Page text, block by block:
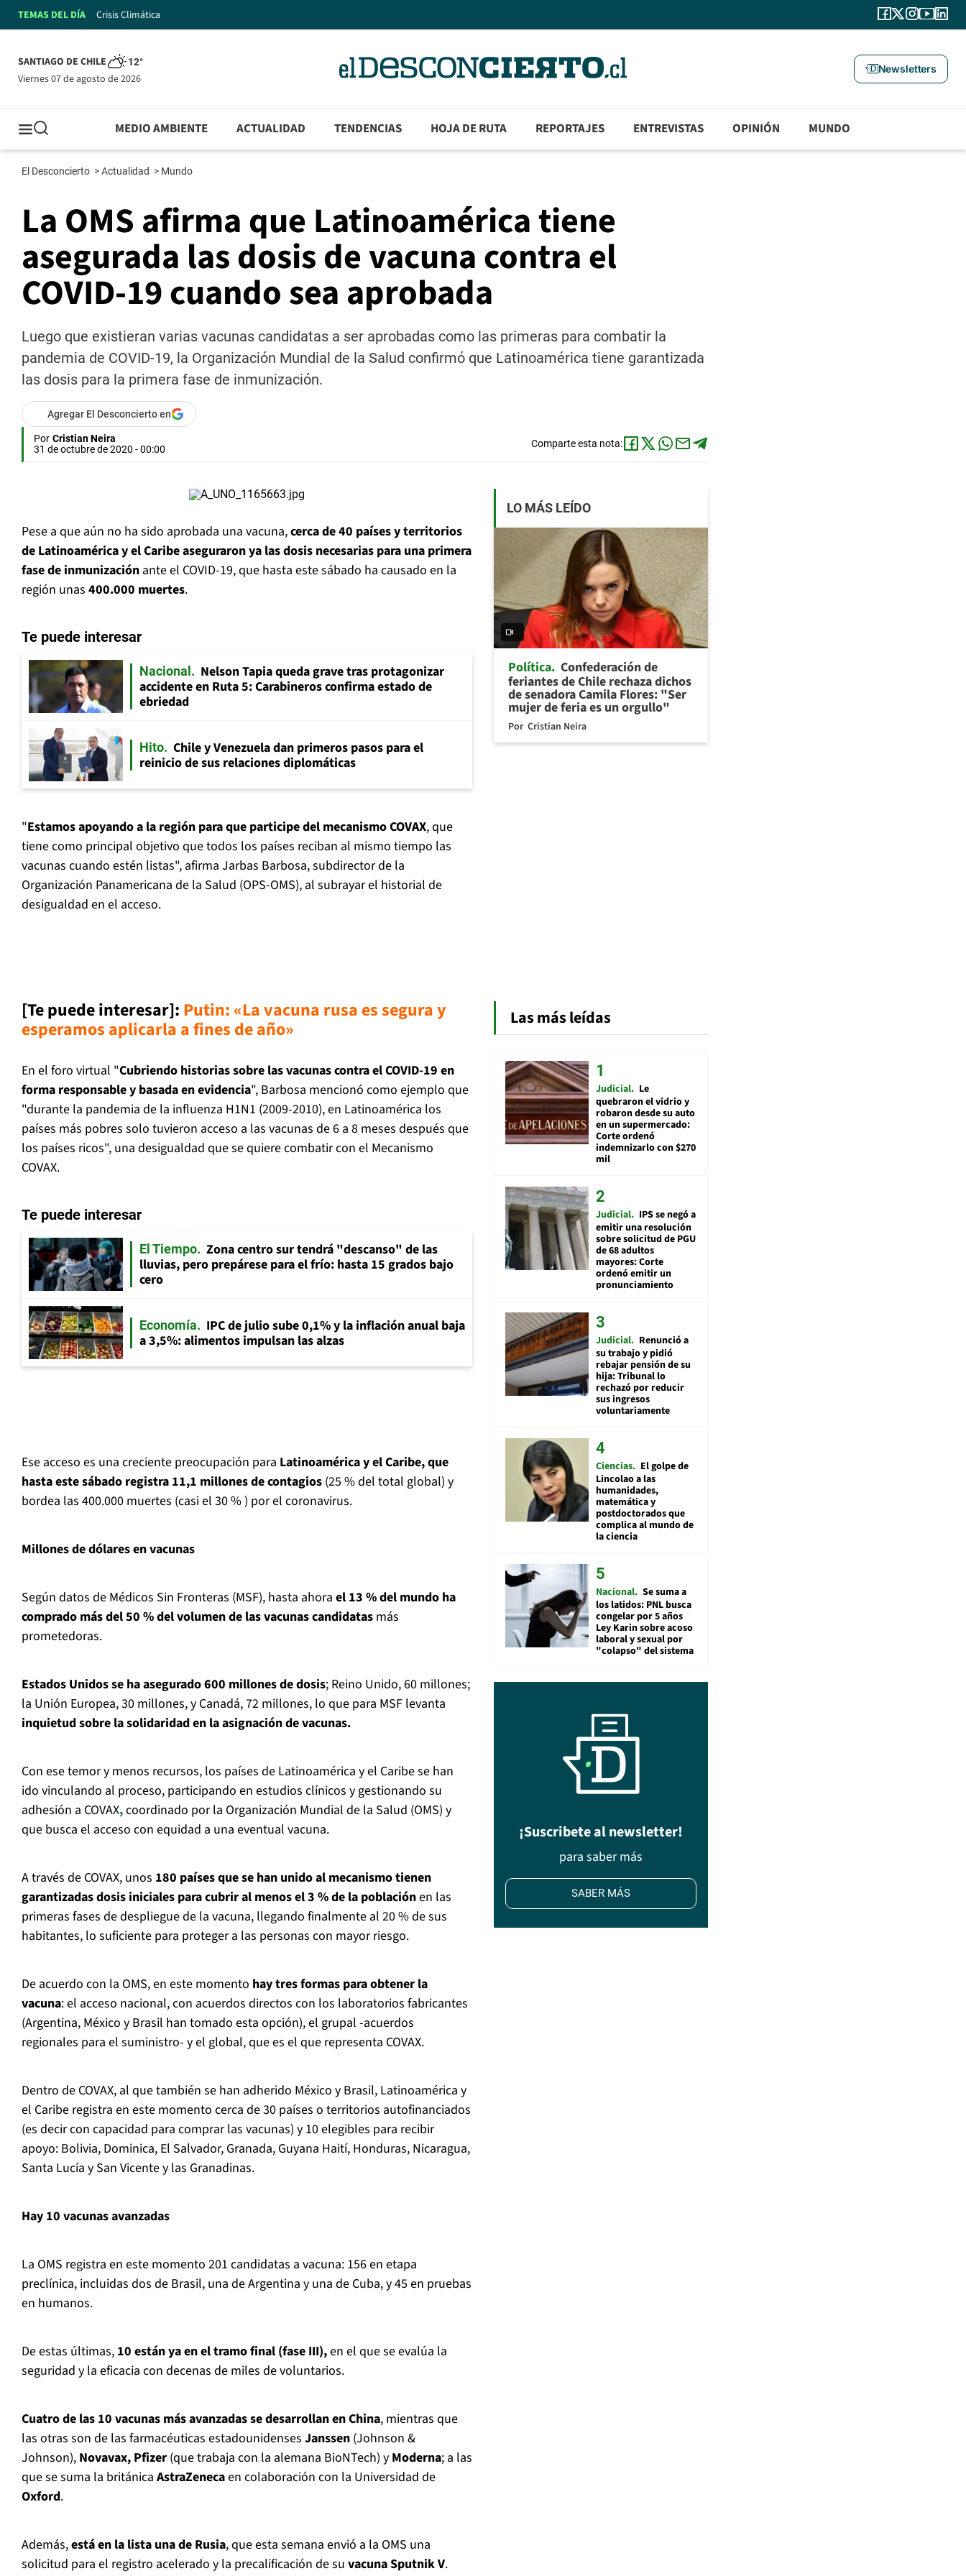
TEMAS DEL DÍA Crisis Climática
SANTIAGO DE CHILE 12°
viernes 07 de agosto de 2026
Newsletters
MEDIO AMBIENTE ACTUALIDAD TENDENCIAS HOJA DE RUTA REPORTAJES ENTREVISTAS OPINIÓN MUNDO
El Desconcierto >Actualidad > Mundo
La OMS afirma que Latinoamérica tiene
asegurada las dosis de vacuna contra el
COVID-19 cuando sea aprobada
Luego que existieran varias vacunas candidatas a ser aprobadas como las primeras para combatir la
pandemia de COVID-19, la Organización Mundial de la Salud confirmó que Latinoamérica tiene garantizada
las dosis para la primera fase de inmunización.
Agregar El Desconcierto en
Por Cristian Neira
31 de octubre de 2020 - 00:00
Comparte esta nota:
Pese a que aún no ha sido aprobada una vacuna,cerca de 40 países y territorios
de Latinoamérica y el Caribe aseguraron ya las dosis necesarias para una primera
fase de inmunización ante el COVID-19, que hasta este sábado ha causado en la
región unas 400.000 muertes.
Te puede interesar
Nacional
Nelson Tapia queda grave tras protagonizar
accidente en Ruta 5: Carabineros confirma estado de
ebriedad
Hito
Chile y Venezuela dan primeros pasos para el
reinicio de sus relaciones diplomáticas
"Estamos apoyando a la región para que participe del mecanismo COVAX, que
tiene como principal objetivo que todos los países reciban al mismo tiempo las
vacunas cuando estén listas", afirma Jarbas Barbosa, subdirector de la
Organización Panamericana de la Salud (OPS-OMS), al subrayar el historial de
desigualdad en el acceso.
[Te puede interesar]: Putin: «La vacuna rusa es segura y
esperamos aplicarla a fines de año»
En el foro virtual "Cubriendo historias sobre las vacunas contra el COVID-19 en
forma responsable y basada en evidencia", Barbosa mencionó como ejemplo que
"durante la pandemia de la influenza H1N1 (2009-2010), en Latinoamérica los
países más pobres solo tuvieron acceso a las vacunas de 6 a 8 meses después que
los países ricos", una desigualdad que se quiere combatir con el Mecanismo
COVAX.
Te puede interesar
El Tiempo
Zona centro sur tendrá "descanso" de las
lluvias, pero prepárese para el frío: hasta 15 grados bajo
cero
Economía
IPC de julio sube 0,1% y la inflación anual baja
a 3,5%: alimentos impulsan las alzas
Ese acceso es una creciente preocupación para Latinoamérica y el Caribe, que
hasta este sábado registra 11,1 millones de contagios (25 % del total global) y
bordea las 400.000 muertes (casi el 30 % ) por el coronavirus.
Millones de dólares en vacunas
Según datos de Médicos Sin Fronteras (MSF), hasta ahora el 13 % del mundo ha
comprado más del 50 % del volumen de las vacunas candidatas más
prometedoras.
Estados Unidos se ha asegurado 600 millones de dosis; Reino Unido, 60 millones;
la Unión Europea, 30 millones, y Canadá, 72 millones, lo que para MSF levanta
inquietud sobre la solidaridad en la asignación de vacunas.
Con ese temor y menos recursos, los países de Latinoamérica y el Caribe se han
ido vinculando al proceso, participando en estudios clínicos y gestionando su
adhesión a COVAX,coordinado por la Organización Mundial de la Salud (OMS) y
que busca el acceso con equidad a una eventual vacuna.
A través de COVAX, unos 180 países que se han unido al mecanismo tienen
garantizadas dosis iniciales para cubrir al menos el 3 % de la poblaciónen las
primeras fases de despliegue de la vacuna, llegando finalmente al 20 % de sus
habitantes, lo suficiente para proteger a las personas con mayor riesgo.
De acuerdo con la OMS, en este momento hay tres formas para obtener la
vacuna: el acceso nacional, con acuerdos directos con los laboratorios fabricantes
(Argentina, México y Brasil han tomado esta opción), el grupal -acuerdos
regionales para el suministro- y el global, que es el que representa COVAX.
Dentro de COVAX, al que también se han adherido México y Brasil, Latinoamérica y
el Caribe registra en este momento cerca de 30 países o territorios autofinanciados
(es decir con capacidad para comprar las vacunas) y 10 elegibles para recibir
apoyo: Bolivia, Dominica, El Salvador, Granada, Guyana Haití, Honduras, Nicaragua,
Santa Lucía y San Vicente y las Granadinas.
Hay 10 vacunas avanzadas
La OMS registra en este momento 201 candidatas a vacuna: 156 en etapa
preclínica, incluidas dos de Brasil, una de Argentina y una de Cuba, y 45 en pruebas
en humanos.
De estas últimas, 10 están ya en el tramo final (fase III),en el que se evalúa la
seguridad y la eficacia con decenas de miles de voluntarios.
Cuatro de las 10 vacunas más avanzadas se desarrollan en China, mientras que
las otras son de las farmacéuticas estadounidenses Janssen (Johnson &
Johnson), Novavax, Pfizer (que trabaja con la alemana BioNTech) y Moderna; a las
que se suma la británica AstraZenecaen colaboración con la Universidad de
Oxford.
Además,está en la lista una de Rusia, que esta semana envió a la OMS una
solicitud para el registro acelerado y la precalificación de su vacuna Sputnik V.
LO MÁS LEÍDO
Política Confederación de
feriantes de Chile rechaza dichos
de senadora Camila Flores: "Ser
mujer de feria es un orgullo"
Por Cristian Neira
Las más leídas
Judicial Le
quebraron el vidrio y
robaron desde su auto
en un supermercado:
Corte ordenó
indemnizarlo con $270
mil
Judicial IPS se negó a
emitir una resolución
sobre solicitud de PGU
de 68 adultos
mayores: Corte
ordenó emitir un
pronunciamiento
Judicial Renunció a
su trabajo y pidió
rebajar pensión de su
hija: Tribunal lo
rechazó por reducir
sus ingresos
voluntariamente
Ciencias El golpe de
Lincolao a las
humanidades,
matemática y
postdoctorados que
complica al mundo de
la ciencia
Nacional Se suma a
los latidos: PNL busca
congelar por 5 años
Ley Karin sobre acoso
laboral y sexual por
"colapso" del sistema
¡Suscribete al newsletter!
para saber más
SABER MÁS